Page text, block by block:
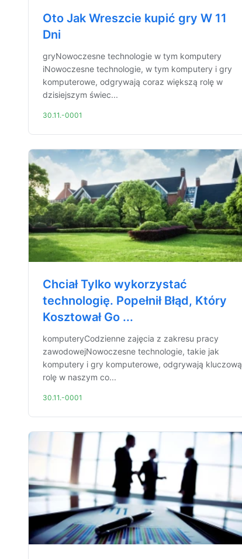
Oto Jak Wreszcie kupić gry W 11
Dni
gryNowoczesne technologie w tym komputery
iNowoczesne technologie, w tym komputery i gry
komputerowe, odgrywają coraz większą rolę w
dzisiejszym świec...
30.11.-0001
Chciał Tylko wykorzystać
technologię. Popełnił Błąd, Który
Kosztował Go ...
komputeryCodzienne zajęcia z zakresu pracy
zawodowejNowoczesne technologie, takie jak
komputery i gry komputerowe, odgrywają kluczową
rolę w naszym co...
30.11.-0001